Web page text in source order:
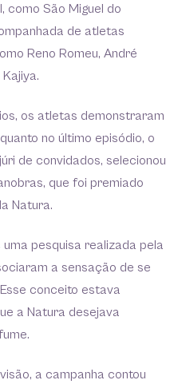
como São Miguel do
de atletas
Reno Romeu, André
os atletas demonstraram
no último episódio, o
de convidados, selecionou
que foi premiado
Natura.
pesquisa realizada pela
a sensação de se
conceito estava
a Natura desejava
a campanha contou